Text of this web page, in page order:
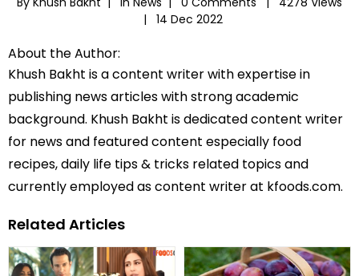
|
14 Dec 2022
About the Author:
Khush Bakht is a content writer with expertise in
publishing news articles with strong academic
background. Khush Bakht is dedicated content writer
for news and featured content especially food
recipes, daily life tips & tricks related topics and
currently employed as content writer at kfoods.com.
Related Articles